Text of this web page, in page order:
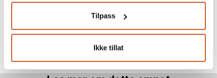
Tilpass
Ikke tillat
hele landet. Men hvem er de egentlig, håndverkerne
og kulturminnevernerne? Bli bedre kjent med dem i
denne serien vi har kalt stafetten!